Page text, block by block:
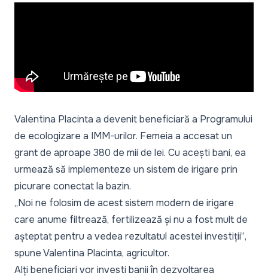
Valentina Placinta a devenit beneficiară a Programului
de ecologizare a IMM-urilor. Femeia a accesat un
grant de aproape 380 de mii de lei. Cu acești bani, ea
urmează să implementeze un sistem de irigare prin
picurare conectat la bazin.
„Noi ne folosim de acest sistem modern de irigare
care anume filtrează, fertilizează și nu a fost mult de
așteptat pentru a vedea rezultatul acestei investiții”,
spune Valentina Placinta, agricultor.
Alți beneficiari vor investi banii în dezvoltarea